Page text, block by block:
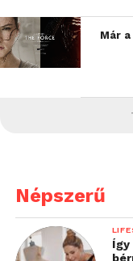
Már
Népszerű
Így